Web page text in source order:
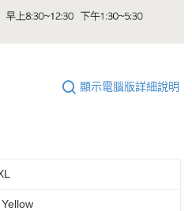
顯示電腦版詳細說明